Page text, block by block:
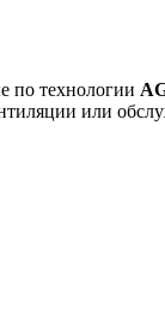
по технологии
или